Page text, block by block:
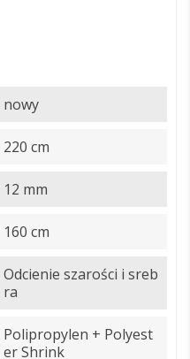
nowy
220 cm
12 mm
160 cm
Odcienie szarości i sreb
ra
Polipropylen + Polyest
er Shrink